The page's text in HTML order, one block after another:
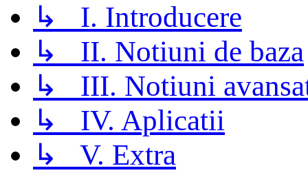
↳ I. Introducere
↳ II. Notiuni de baza
↳ III. Notiuni
↳ IV. Aplicatii
↳ V. Extra